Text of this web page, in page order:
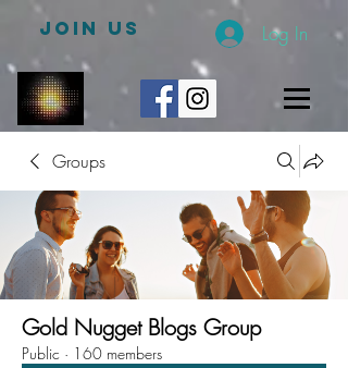
JOIN US Log In
Groups
Gold Nugget Blogs Group
Public · 160 members